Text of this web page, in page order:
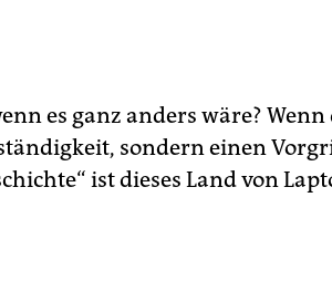
es ganz anders wäre?
sondern einen
ist dieses Land von